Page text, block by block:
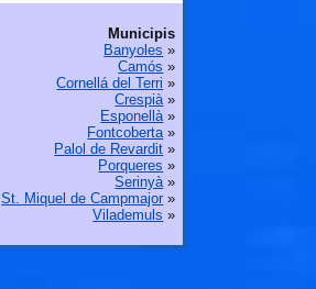
Municipis
Banyoles »
Camós »
Cornellá del Terri »
Crespià»
Esponellà»
Fontcoberta»
Palol de Revardit »
Porqueres »
Serinyà»
St. Miquel de Campmajor »
Vilademuls »